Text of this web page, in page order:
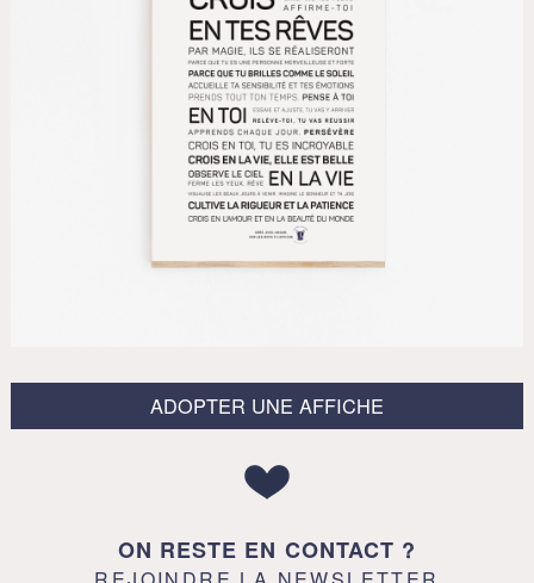
ADOPTER UNE AFFICHE
ON RESTE EN CONTACT ?